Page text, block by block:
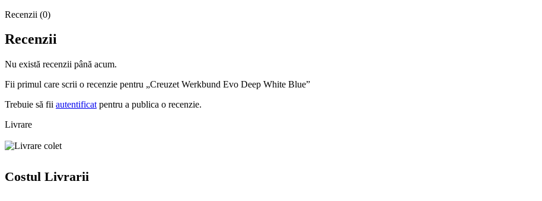
Recenzii (0)
Recenzii
Nu există recenzii până acum.
Fii primul care scrii o recenzie pentru „Creuzet Werkbund Evo Deep White Blue”
Trebuie să fii autentificat pentru a publica o recenzie.
Livrare
Costul Livrarii